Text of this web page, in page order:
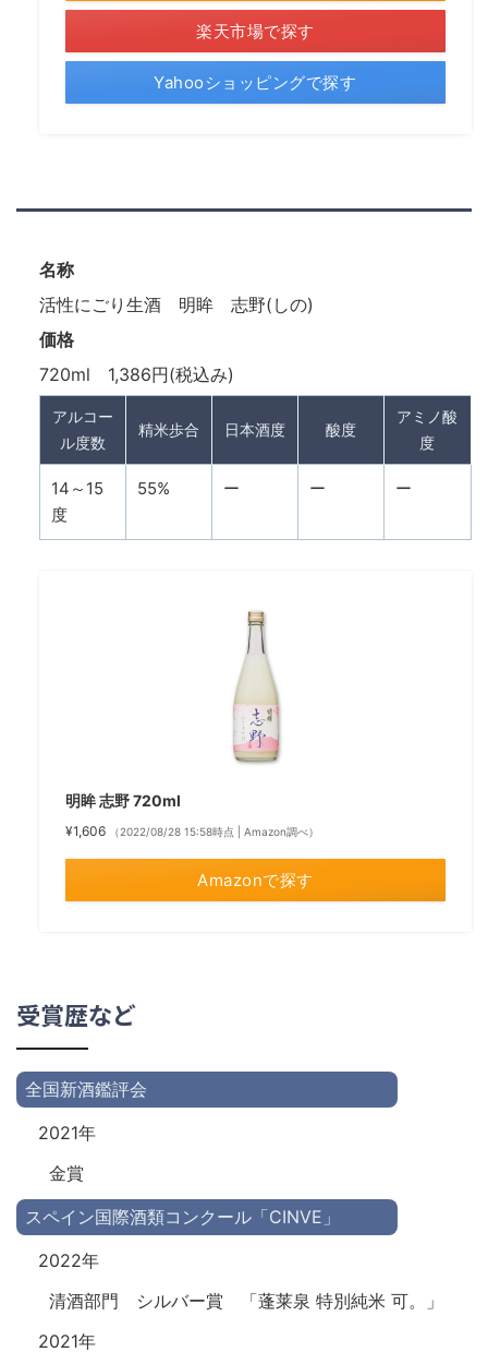
楽天市場で探す
Yahooショッピングで探す
名称
活性にごり生酒 明眸 志野(しの)
価格
720ml 1,386円(税込み)
アルコー
ル度数
精米歩合 日本酒度 酸度
アミノ酸
度
14～15
度
55% ー ー ー
明眸 志野 720ml
¥1,606 （2022/08/28 15:58時点 | Amazon調べ）
Amazonで探す
受賞歴など
全国新酒鑑評会
2021年
金賞
スペイン国際酒類コンクール「CINVE」
2022年
清酒部門 シルバー賞 「蓬莱泉 特別純米 可。」
2021年